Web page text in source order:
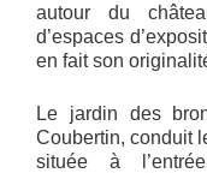
autour du
d’espaces
en fait son
Le jardin des
Coubertin, conduit
située à